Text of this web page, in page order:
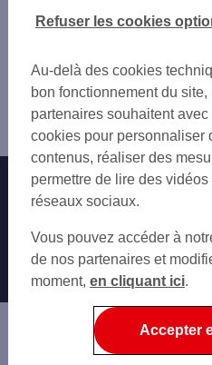
NICE 2 BD VICTOR HUGO
SNEB NICE
SNEB NICE2
NICE 21 RUE DE LA BUFFA
NICE MUSICIENS
NICE 27 AV MALAUSSENA
NICE LE PORT
NICE 1 PL DE L ILE DE BEAUTE
NICE MALAUSSENA
NICE 28 BD JOSEPH
NICE CIMIEZ RIVIERA
NICE 45 PROMENADE DES
CAGNES-SUR-MER
VILLENEUVE-LOUBET
BEAUSOLEIL
VENCE
BIOT
ROQUEBRUNE-CAP-MARTIN
ANTIBES
MENTON
LE CANNET
Vous êtes ici : Accueil
Nice
Distributeur/automate
Nos engagements
Autres
Banque
Au-delà des cookies
bon fonctionnement du
partenaires souhaitent
cookies pour personnaliser
contenus, réaliser des
permettre de lire des
réseaux sociaux.
Vous pouvez accéder à
de nos partenaires et
moment, en cliquant ici.
Refuser les cookies
Accepter